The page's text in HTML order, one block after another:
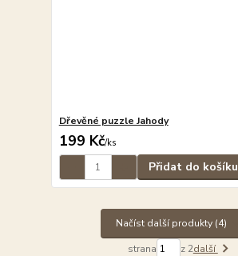
Dřevěné puzzle Jahody
199 Kč/ks
Přidat do košíku
Načíst další produkty (4)
strana z 2další